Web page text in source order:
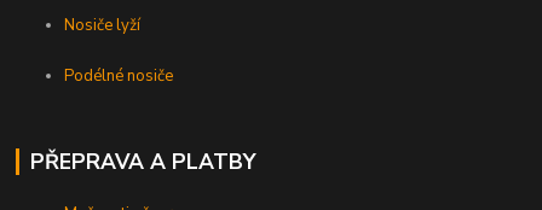
Nosiče lyží
Podélné nosiče
PŘEPRAVA A PLATBY